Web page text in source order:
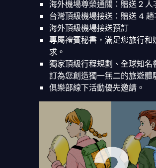
海外機場尊榮通關：贈送 2 人
台灣頂級機場接送：贈送 4 趟
海外頂級機場接送預訂
專屬禮賓秘書，滿足您旅行和
求。
獨家頂級行程規劃、全球知名
訂為您創造獨一無二的旅遊體
俱樂部線下活動優先邀請。